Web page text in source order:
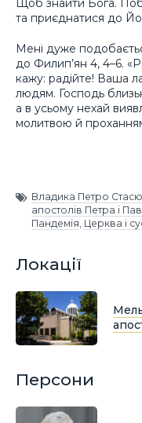
Щоб знайти Бога.
та приєднатися до
Мені дуже
до Филип’ян 4, 4–6.
кажу: радійте! Ваша
людям. Господь
а в усьому нехай
молитвою й
Владика Петро
апостолів Петра і
Пандемія Церква і
Локації
Персони